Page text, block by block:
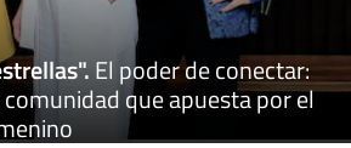
.El poder de conectar:
que apuesta por el